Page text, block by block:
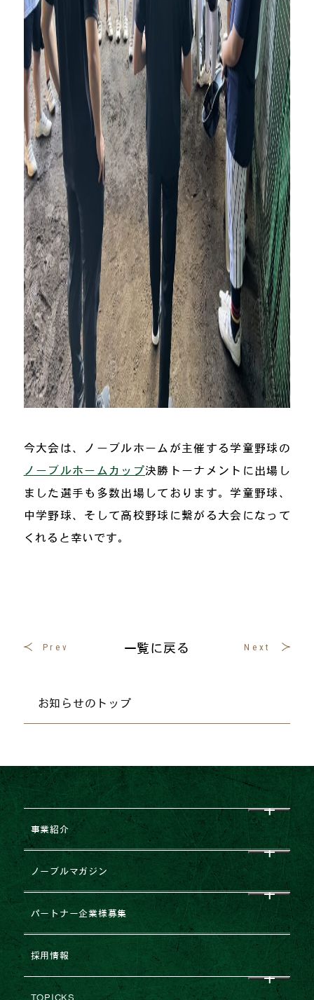
今大会は、ノーブルホームが主催する学童野球の
ノーブルホームカップ決勝トーナメントに出場し
ました選手も多数出場しております。学童野球、
中学野球、そして高校野球に繋がる大会になって
くれると幸いです。
Prev 一覧に戻る Next
お知らせのトップ
事業紹介
CEO挨拶
企業理念
会社概要
グループ企業一覧
ノーブルマガジン
すべて
NEWS
レポート
パートナー企業様募集
企業提携・M&Aのご相談
建築協力業者様募集
採用情報
TOPICKS